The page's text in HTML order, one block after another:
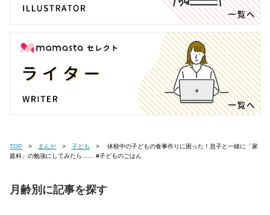
TOP まんが 子ども
庭科」の勉強にしてみたら…… #子どものごはん
月齢別に記事を探す